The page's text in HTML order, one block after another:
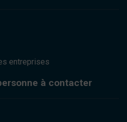
entreprises
à contacter